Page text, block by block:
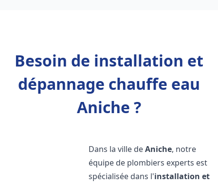
Besoin de installation et
dépannage chauffe eau
Aniche ?
Dans la ville deAniche, notre
équipe de plombiers experts est
spécialisée dans l'installation et